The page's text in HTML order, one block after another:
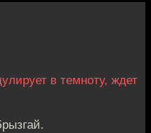
в темноту, ждет